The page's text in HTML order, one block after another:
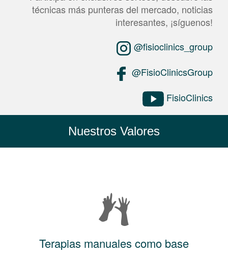
técnicas más punteras del mercado, noticias
interesantes, ¡síguenos!
@fisioclinics_group
@FisioClinicsGroup
FisioClinics
Nuestros Valores
Terapias manuales como base